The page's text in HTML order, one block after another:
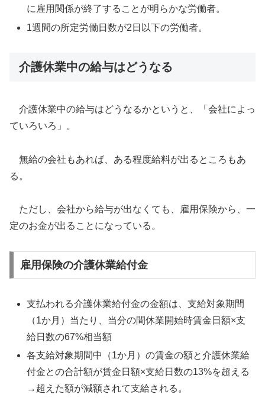
に雇用関係が終了することが明らかな労働者。
1週間の所定労働日数が2日以下の労働者。
介護休業中の給与はどうなる
介護休業中の給与はどうなるかというと、「会社によっ
ていろいろ」。
無給の会社もあれば、ある程度給料が出るところもあ
る。
ただし、会社から給与が出なくても、雇用保険から、一
定のお金が出ることになっている。
雇用保険の介護休業給付金
支払われる介護休業給付金の金額は、支給対象期間
（1か月）当たり、当分の間休業開始時賃金日額×支
給日数の67%相当額
各支給対象期間中（1か月）の賃金の額と介護休業給
付金との合計額が賃金日額×支給日数の13%を超える
→超えた額が減額されて支給される。